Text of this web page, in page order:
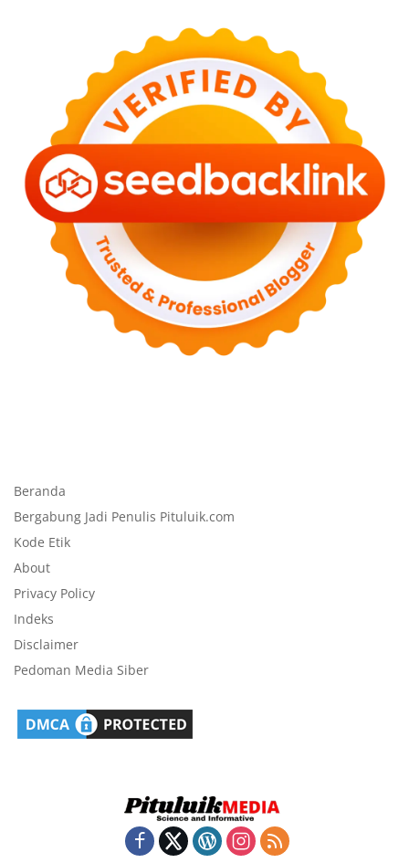
Beranda
Bergabung Jadi Penulis Pituluik.com
Kode Etik
About
Privacy Policy
Indeks
Disclaimer
Pedoman Media Siber